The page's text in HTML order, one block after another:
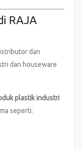
RAJA
dan
dan houseware
plastik industri
seperti: